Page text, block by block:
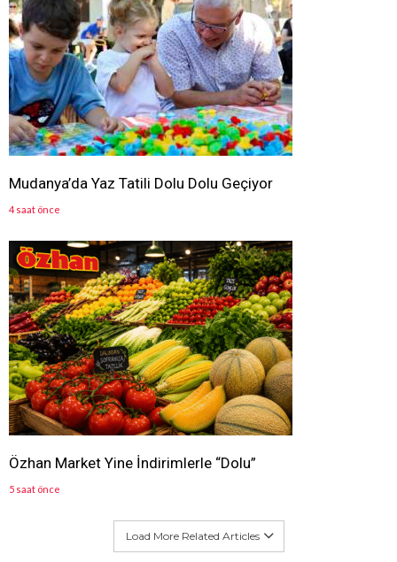
Mudanya’da Yaz Tatili Dolu Dolu Geçiyor
4 saat önce
Özhan Market Yine İndirimlerle “Dolu”
5 saat önce
Load More Related Articles